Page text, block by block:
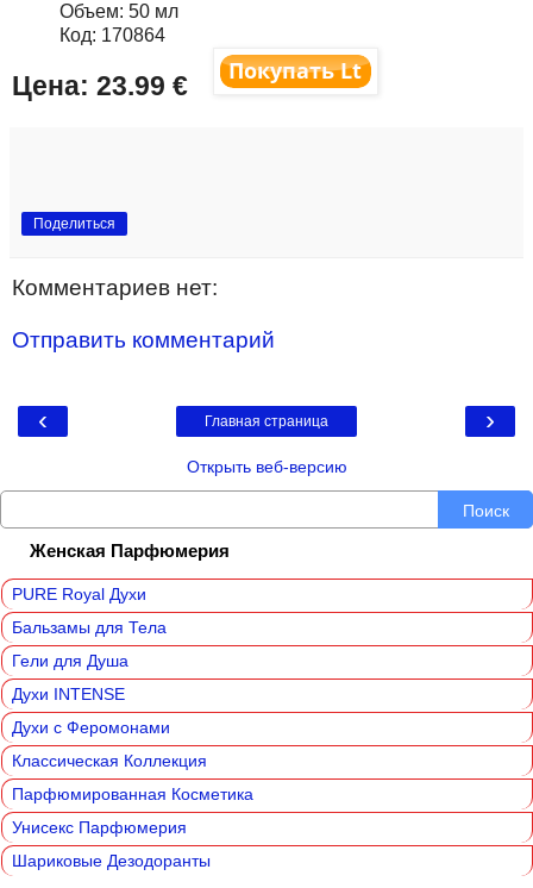
Объем: 50 мл
Код: 170864
Цена: 23.99 €
Поделиться
Комментариев нет:
Отправить комментарий
‹ ›
Главная страница
Открыть веб-версию
Поиск
Женская Парфюмерия
PURE Royal Духи
Бальзамы для Тела
Гели для Душа
Духи INTENSE
Духи с Феромонами
Классическая Коллекция
Парфюмированная Косметика
Унисекс Парфюмерия
Шариковые Дезодоранты